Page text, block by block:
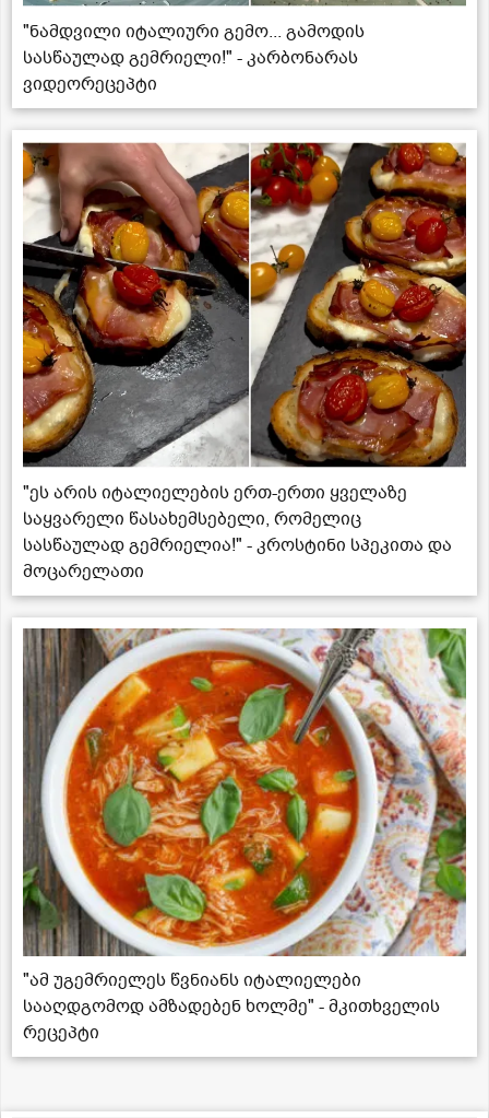
"ნამდვილი იტალიური გემო... გამოდის
სასწაულად გემრიელი!" - კარბონარას
ვიდეორეცეპტი
"ეს არის იტალიელების ერთ-ერთი ყველაზე
საყვარელი წასახემსებელი, რომელიც
სასწაულად გემრიელია!" - კროსტინი სპეკითა და
მოცარელათი
"ამ უგემრიელეს წვნიანს იტალიელები
სააღდგომოდ ამზადებენ ხოლმე" - მკითხველის
რეცეპტი